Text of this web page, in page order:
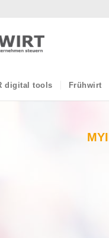
digital tools Frühwirt